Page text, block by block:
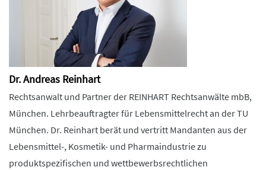
Dr. Andreas Reinhart
Rechtsanwalt und Partner der REINHART Rechtsanwälte mbB,
München. Lehrbeauftragter für Lebensmittelrecht an der TU
München. Dr. Reinhart berät und vertritt Mandanten aus der
Lebensmittel-, Kosmetik- und Pharmaindustrie zu
produktspezifischen und wettbewerbsrechtlichen